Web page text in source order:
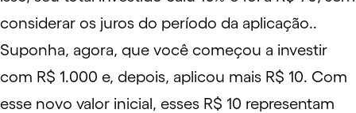
considerar os juros do período da aplicação..
Suponha, agora, que você começou a investir
com R$ 1.000 e, depois, aplicou mais R$ 10. Com
esse novo valor inicial, esses R$ 10 representam